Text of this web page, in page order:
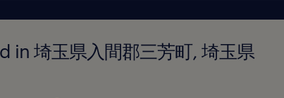
in 埼玉県入間郡三芳町, 埼玉県